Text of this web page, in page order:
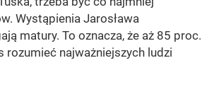
Wystąpienia Jarosława
matury. To oznacza, że aż 85 proc.
rozumieć najważniejszych ludzi